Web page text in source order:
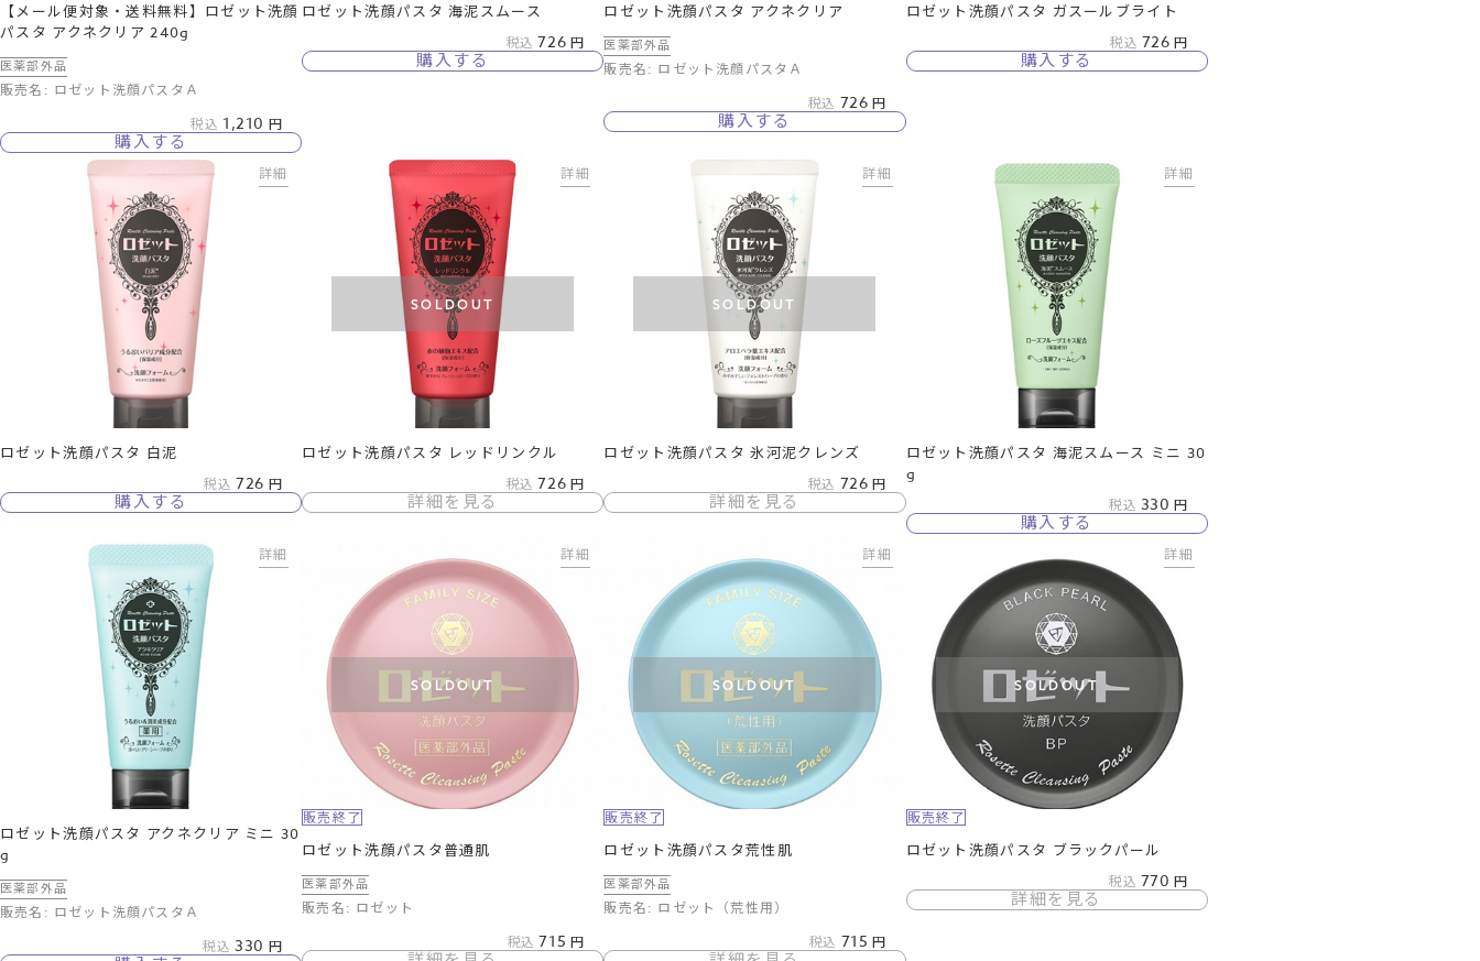
【メール便対象・送料無料】ロゼット洗顔
パスタ アクネクリア 240g
医薬部外品
販売名: ロゼット洗顔パスタＡ
税込 1,210
購入する
ロゼット洗顔パスタ 海泥スムース
税込 726
購入する
ロゼット洗顔パスタ アクネクリア
医薬部外品
販売名: ロゼット洗顔パスタＡ
税込 726
購入する
ロゼット洗顔パスタ ガスールブライト
税込 726
購入する
詳細
ロゼット洗顔パスタ 白泥
税込 726
購入する
SOLDOUT
詳細
ロゼット洗顔パスタ レッドリンクル
税込 726
詳細を見る
SOLDOUT
詳細
ロゼット洗顔パスタ 氷河泥クレンズ
税込 726
詳細を見る
詳細
ロゼット洗顔パスタ 海泥スムース ミニ 30
g
税込 330
購入する
詳細
ロゼット洗顔パスタ アクネクリア ミニ 30
g
医薬部外品
販売名: ロゼット洗顔パスタＡ
税込 330
SOLDOUT
詳細
販売終了
ロゼット洗顔パスタ普通肌
医薬部外品
販売名: ロゼット
税込 715
SOLDOUT
詳細
販売終了
ロゼット洗顔パスタ荒性肌
医薬部外品
販売名: ロゼット（荒性用）
税込 715
SOLDOUT
詳細
販売終了
ロゼット洗顔パスタ ブラックパール
税込 770
詳細を見る